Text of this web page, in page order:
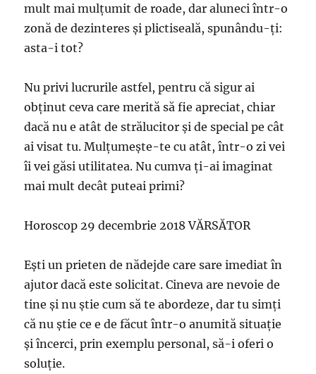
mult mai mulţumit de roade, dar aluneci într-o
zonă de dezinteres şi plictiseală, spunându-ţi:
asta-i tot?
Nu privi lucrurile astfel, pentru că sigur ai
obţinut ceva care merită să fie apreciat, chiar
dacă nu e atât de strălucitor şi de special pe cât
ai visat tu. Mulţumeşte-te cu atât, într-o zi vei
îi vei găsi utilitatea. Nu cumva ţi-ai imaginat
mai mult decât puteai primi?
Horoscop 29 decembrie 2018 VĂRSĂTOR
Eşti un prieten de nădejde care sare imediat în
ajutor dacă este solicitat. Cineva are nevoie de
tine şi nu ştie cum să te abordeze, dar tu simţi
că nu ştie ce e de făcut într-o anumită situaţie
şi încerci, prin exemplu personal, să-i oferi o
soluţie.